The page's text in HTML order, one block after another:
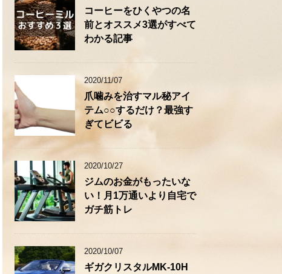
コーヒーをひくやつの名
前とオススメ3選がすべて
わかる記事
2020/11/07
爪噛みを治すマル秘アイ
テム○○するだけ？最強す
ぎてビビる
2020/10/27
ジムのお金がもったいな
い！月1万通いより自宅で
ガチ筋トレ
2020/10/07
ギガクリスタルMK-10H